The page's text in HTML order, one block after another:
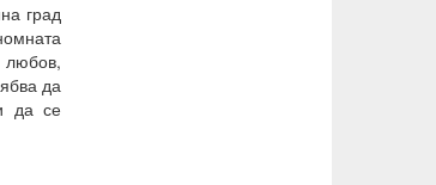
град
любов,
да
да се